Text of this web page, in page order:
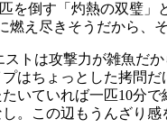
を倒す「灼熱の双璧
燃え尽きそうだから、
ストは攻撃力が雑魚だ
プはちょっとした拷問
いていれば一匹10分
。この辺もうんざり感